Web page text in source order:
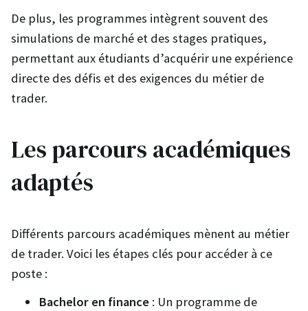
De plus, les programmes intègrent souvent des
simulations de marché et des stages pratiques,
permettant aux étudiants d’acquérir une expérience
directe des défis et des exigences du métier de
trader.
Les parcours académiques
adaptés
Différents parcours académiques mènent au métier
de trader. Voici les étapes clés pour accéder à ce
poste :
Bachelor en finance : Un programme de